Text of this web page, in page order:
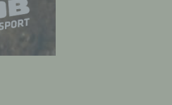
Funktionen unserer
nutzbar.
jedem Aufruf der